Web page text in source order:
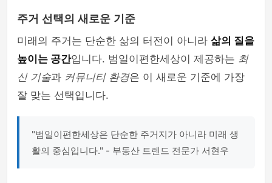
주거 선택의 새로운 기준
미래의 주거는 단순한 삶의 터전이 아니라 삶의 질을
높이는 공간입니다. 범일이편한세상이 제공하는 최
신 기술과 커뮤니티 환경은 이 새로운 기준에 가장
잘 맞는 선택입니다.
"범일이편한세상은 단순한 주거지가 아니라 미래 생
활의 중심입니다." - 부동산 트렌드 전문가 서현우